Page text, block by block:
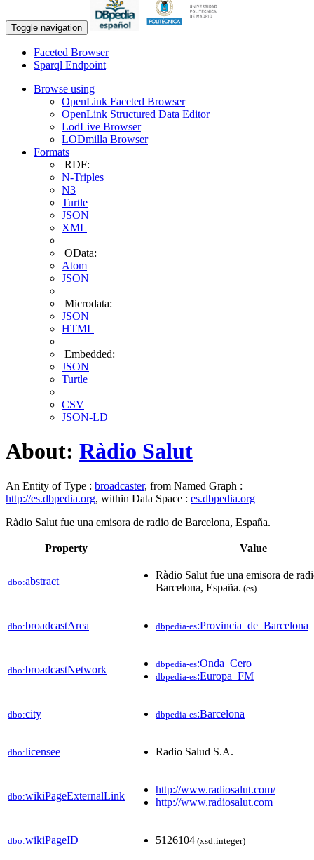
Toggle navigation
Faceted Browser
Sparql Endpoint
Browse using
OpenLink Faceted Browser
OpenLink Structured Data Editor
LodLive Browser
LODmilla Browser
Formats
RDF:
N-Triples
N3
Turtle
JSON
XML
OData:
Atom
JSON
Microdata:
JSON
HTML
Embedded:
JSON
Turtle
CSV
JSON-LD
About: Ràdio Salut
An Entity of Type : broadcaster, from Named Graph :
http://es.dbpedia.org, within Data Space : es.dbpedia.org
Ràdio Salut fue una emisora de radio de Barcelona, España.
Property Value
dbo:abstract
Ràdio Salut fue una emisora de
Barcelona, España. (es)
dbo:broadcastArea dbpedia-es:Provincia_de_Barcelona
dbo:broadcastNetwork dbpedia-es:Onda_Cero
dbpedia-es:Europa_FM
dbo:city dbpedia-es:Barcelona
dbo:licensee Radio Salud S.A.
dbo:wikiPageExternalLink
http://www.radiosalut.com/
http://www.radiosalut.com
dbo:wikiPageID 5126104 (xsd:integer)